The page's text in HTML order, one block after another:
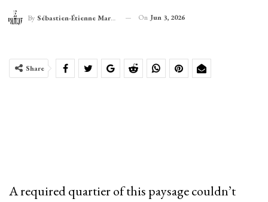
By Sébastien-Étienne Marechal On Jun 3, 2026
Share
A required quartier of this paysage couldn’t